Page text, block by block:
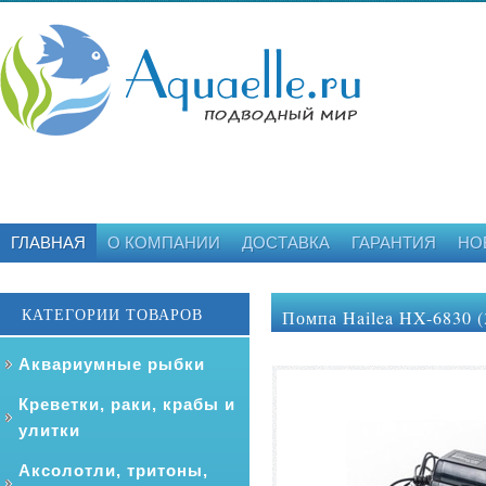
ГЛАВНАЯ О КОМПАНИИ ДОСТАВКА ГАРАНТИЯ
КАТЕГОРИИ ТОВАРОВ
Аквариумные рыбки
Креветки, раки, крабы и
улитки
Аксолотли, тритоны,
Помпа Hailea HX-6830